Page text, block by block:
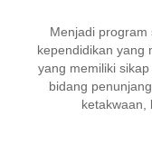
Menjadi program
kependidikan yang
yang memiliki
bidang
ketakwaan,